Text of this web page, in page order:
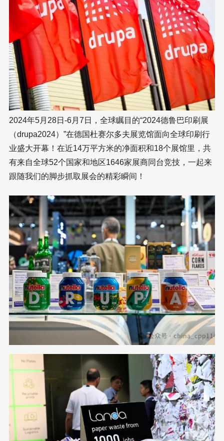
2024年5月28日-6月7日，全球瞩目的“2024德鲁巴印刷展
（drupa2024）”在德国杜赛尔多夫展览馆面向全球印刷行
业盛大开幕！在近14万平方米的净面积和18个展馆里，共
有来自全球52个国家和地区1646家展商同台竞技，一起来
跟随我们的脚步抓取展会的精彩瞬间！